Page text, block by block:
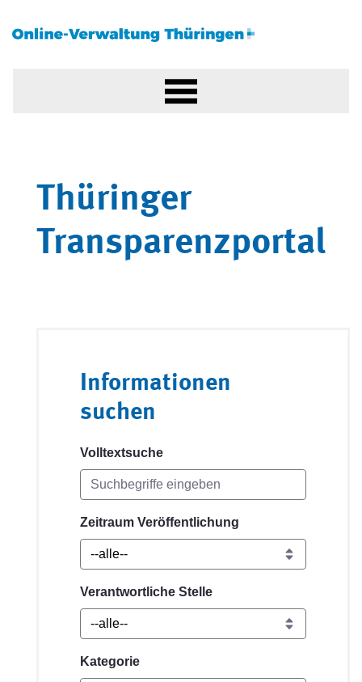
Thüringer
Transparenzportal
Informationen
suchen
Volltextsuche
Zeitraum Veröffentlichung
Verantwortliche Stelle
Kategorie